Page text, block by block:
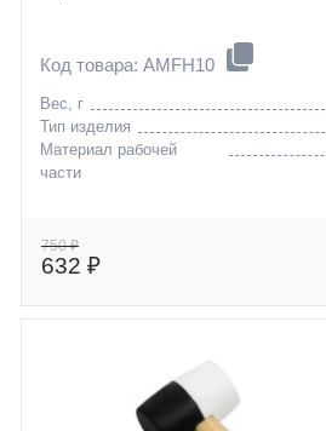
Код товара: AMFH10
Вес, г
Тип изделия
Материал рабочей
части
750 ₽
632 ₽